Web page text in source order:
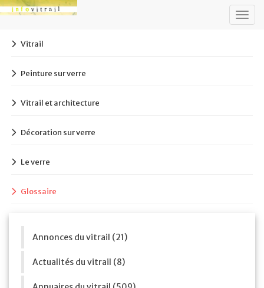
Vitrail
Peinture sur verre
Vitrail et architecture
Décoration sur verre
Le verre
Glossaire
Annonces du vitrail (21)
Actualités du vitrail (8)